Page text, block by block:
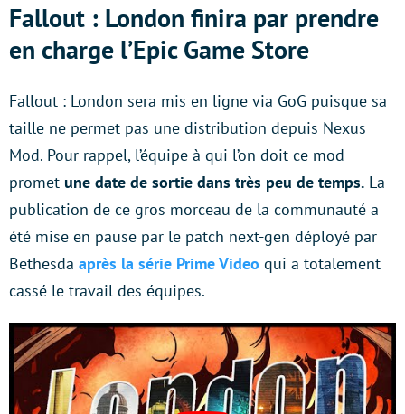
Fallout : London finira par prendre
en charge l’Epic Game Store
Fallout : London sera mis en ligne via GoG puisque sa
taille ne permet pas une distribution depuis Nexus
Mod. Pour rappel, l’équipe à qui l’on doit ce mod
promet une date de sortie dans très peu de temps. La
publication de ce gros morceau de la communauté a
été mise en pause par le patch next-gen déployé par
Bethesda après la série Prime Video qui a totalement
cassé le travail des équipes.